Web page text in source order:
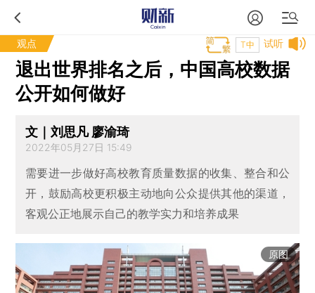
观点 试听
T中
退出世界排名之后，中国高校数据
公开如何做好
文｜刘思凡 廖渝琦
2022年05月27日 15:49
需要进一步做好高校教育质量数据的收集、整合和公
开，鼓励高校更积极主动地向公众提供其他的渠道，
客观公正地展示自己的教学实力和培养成果
原图